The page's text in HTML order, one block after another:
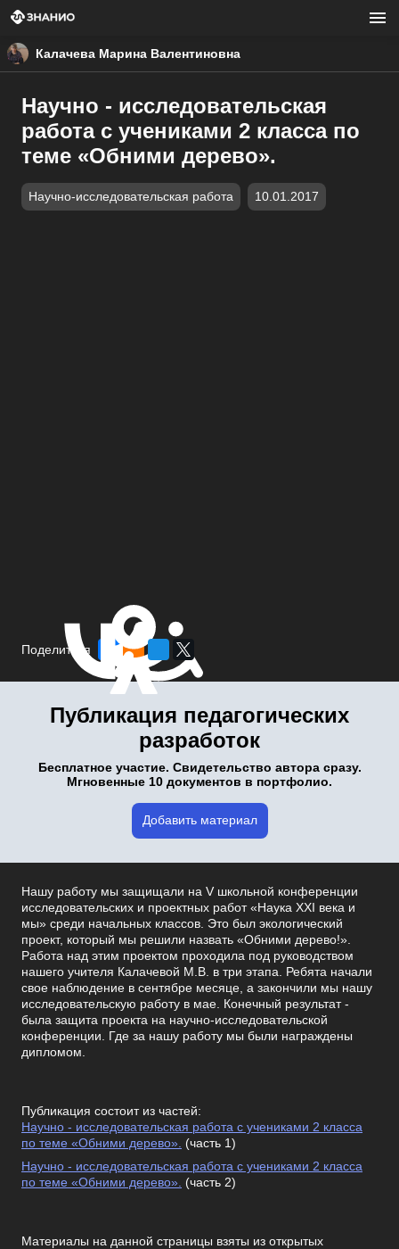
Калачева Марина Валентиновна
Научно - исследовательская
работа с учениками 2 класса по
теме «Обними дерево».
Научно-исследовательская работа 10.01.2017
Поделиться
Публикация педагогических
разработок
Бесплатное участие. Свидетельство автора сразу.
Мгновенные 10 документов в портфолио.
Добавить материал
Нашу работу мы защищали на V школьной конференции
исследовательских и проектных работ «Наука XXI века и
мы» среди начальных классов. Это был экологический
проект, который мы решили назвать «Обними дерево!».
Работа над этим проектом проходила под руководством
нашего учителя Калачевой М.В. в три этапа. Ребята начали
свое наблюдение в сентябре месяце, а закончили мы нашу
исследовательскую работу в мае. Конечный результат -
была защита проекта на научно-исследовательской
конференции. Где за нашу работу мы были награждены
дипломом.
Публикация состоит из частей:
Научно - исследовательская работа с учениками 2 класса
по теме «Обними дерево». (часть 1)
Научно - исследовательская работа с учениками 2 класса
по теме «Обними дерево». (часть 2)
Материалы на данной страницы взяты из открытых